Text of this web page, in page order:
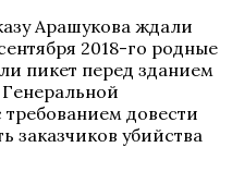
Арашукова ждали
2018-го родные
пикет перед зданием
требованием довести
заказчиков убийства